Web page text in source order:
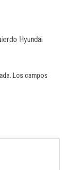
Hyundai
Los campos